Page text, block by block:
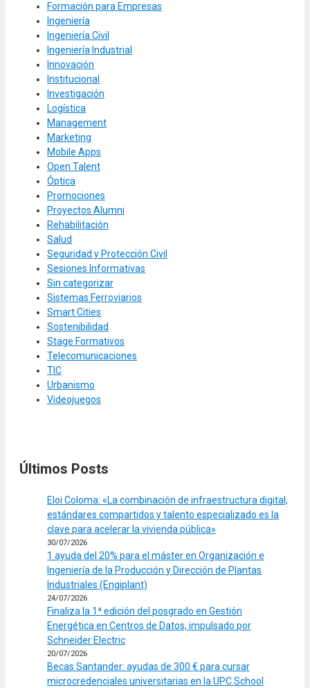
Formación para Empresas
Ingeniería
Ingeniería Civil
Ingeniería Industrial
Innovación
Institucional
Investigación
Logística
Management
Marketing
Mobile Apps
Open Talent
Óptica
Promociones
Proyectos Alumni
Rehabilitación
Salud
Seguridad y Protección Civil
Sesiones Informativas
Sin categorizar
Sistemas Ferroviarios
Smart Cities
Sostenibilidad
Stage Formativos
Telecomunicaciones
TIC
Urbanismo
Videojuegos
Últimos Posts
Eloi Coloma: «La combinación de infraestructura digital,
estándares compartidos y talento especializado es la
clave para acelerar la vivienda pública»
30/07/2026
1 ayuda del 20% para el máster en Organización e
Ingeniería de la Producción y Dirección de Plantas
Industriales (Engiplant)
24/07/2026
Finaliza la 1ª edición del posgrado en Gestión
Energética en Centros de Datos, impulsado por
Schneider Electric
20/07/2026
Becas Santander: ayudas de 300 € para cursar
microcredenciales universitarias en la UPC School